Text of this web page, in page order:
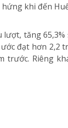
khi đến
tăng
đạt hơn 2,2
trước. Riêng